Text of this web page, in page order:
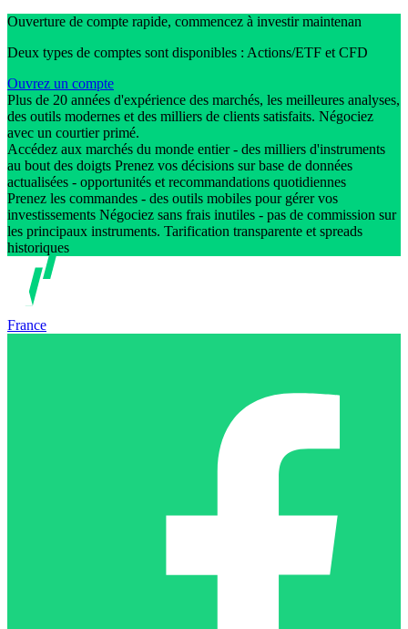
Ouverture de compte rapide, commencez à investir maintenan
Deux types de comptes sont disponibles : Actions/ETF et CFD
Ouvrez un compte
Plus de 20 années d'expérience des marchés, les meilleures analyses,
des outils modernes et des milliers de clients satisfaits. Négociez
avec un courtier primé.
Accédez aux marchés du monde entier - des milliers d'instruments
au bout des doigts Prenez vos décisions sur base de données
actualisées - opportunités et recommandations quotidiennes
Prenez les commandes - des outils mobiles pour gérer vos
investissements Négociez sans frais inutiles - pas de commission sur
les principaux instruments. Tarification transparente et spreads
historiques
France